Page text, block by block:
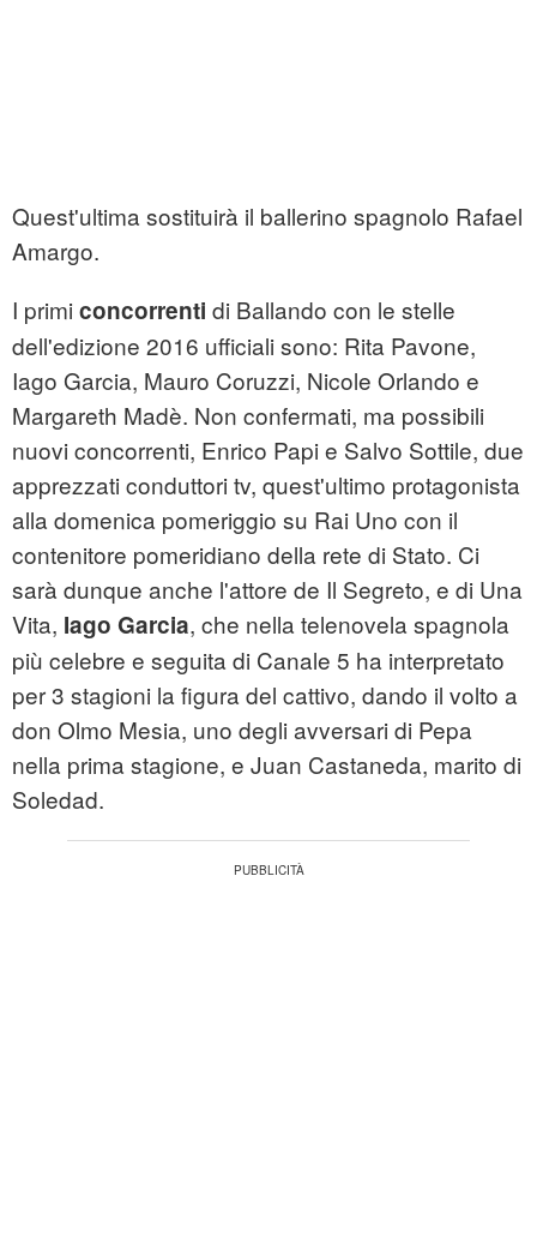
Quest'ultima sostituirà il ballerino spagnolo Rafael
Amargo.
I primi concorrenti di Ballando con le stelle
dell'edizione 2016 ufficiali sono: Rita Pavone,
Iago Garcia, Mauro Coruzzi, Nicole Orlando e
Margareth Madè. Non confermati, ma possibili
nuovi concorrenti, Enrico Papi e Salvo Sottile, due
apprezzati conduttori tv, quest'ultimo protagonista
alla domenica pomeriggio su Rai Uno con il
contenitore pomeridiano della rete di Stato. Ci
sarà dunque anche l'attore de Il Segreto, e di Una
Vita, Iago Garcia, che nella telenovela spagnola
più celebre e seguita di Canale 5 ha interpretato
per 3 stagioni la figura del cattivo, dando il volto a
don Olmo Mesia, uno degli avversari di Pepa
nella prima stagione, e Juan Castaneda, marito di
Soledad.